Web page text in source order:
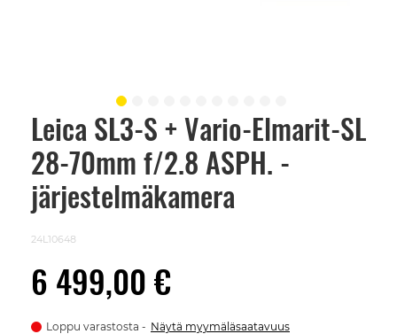
Leica SL3-S + Vario-Elmarit-SL
28-70mm f/2.8 ASPH. -
järjestelmäkamera
24L10648
6 499,00 €
Loppu varastosta Näytä myymäläsaatavuus
Skip
beginning
images